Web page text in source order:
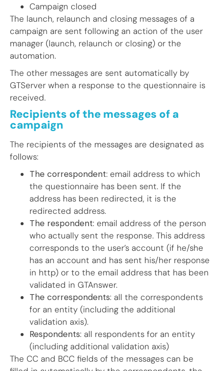
Campaign closed
The launch, relaunch and closing messages of a
campaign are sent following an action of the user
manager (launch, relaunch or closing) or the
automation.
The other messages are sent automatically by
GTServer when a response to the questionnaire is
received.
Recipients of the messages of a
campaign
The recipients of the messages are designated as
follows:
The correspondent: email address to which
the questionnaire has been sent. If the
address has been redirected, it is the
redirected address.
The respondent: email address of the person
who actually sent the response. This address
corresponds to the user’s account (if he/she
has an account and has sent his/her response
in http) or to the email address that has been
validated in GTAnswer.
The correspondents: all the correspondents
for an entity (including the additional
validation axis).
Respondents: all respondents for an entity
(including additional validation axis)
The CC and BCC fields of the messages can be